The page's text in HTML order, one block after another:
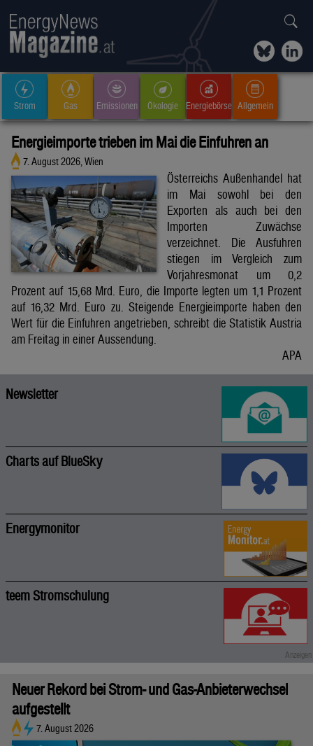
Strom Gas Emissionen Ökologie Energiebörse Allgemein
Energieimporte trieben im Mai die Einfuhren an
7. August 2026, Wien
Österreichs Außenhandel hat
im Mai sowohl bei den
Exporten als auch bei den
Importen Zuwächse
verzeichnet. Die Ausfuhren
stiegen im Vergleich zum
Vorjahresmonat um 0,2
Prozent auf 15,68 Mrd. Euro, die Importe legten um 1,1 Prozent
auf 16,32 Mrd. Euro zu. Steigende Energieimporte haben den
Wert für die Einfuhren angetrieben, schreibt die Statistik Austria
am Freitag in einer Aussendung.
APA
Newsletter
Charts auf BlueSky
Energymonitor
teem Stromschulung
Neuer Rekord bei Strom- und Gas-Anbieterwechsel
aufgestellt
7. August 2026